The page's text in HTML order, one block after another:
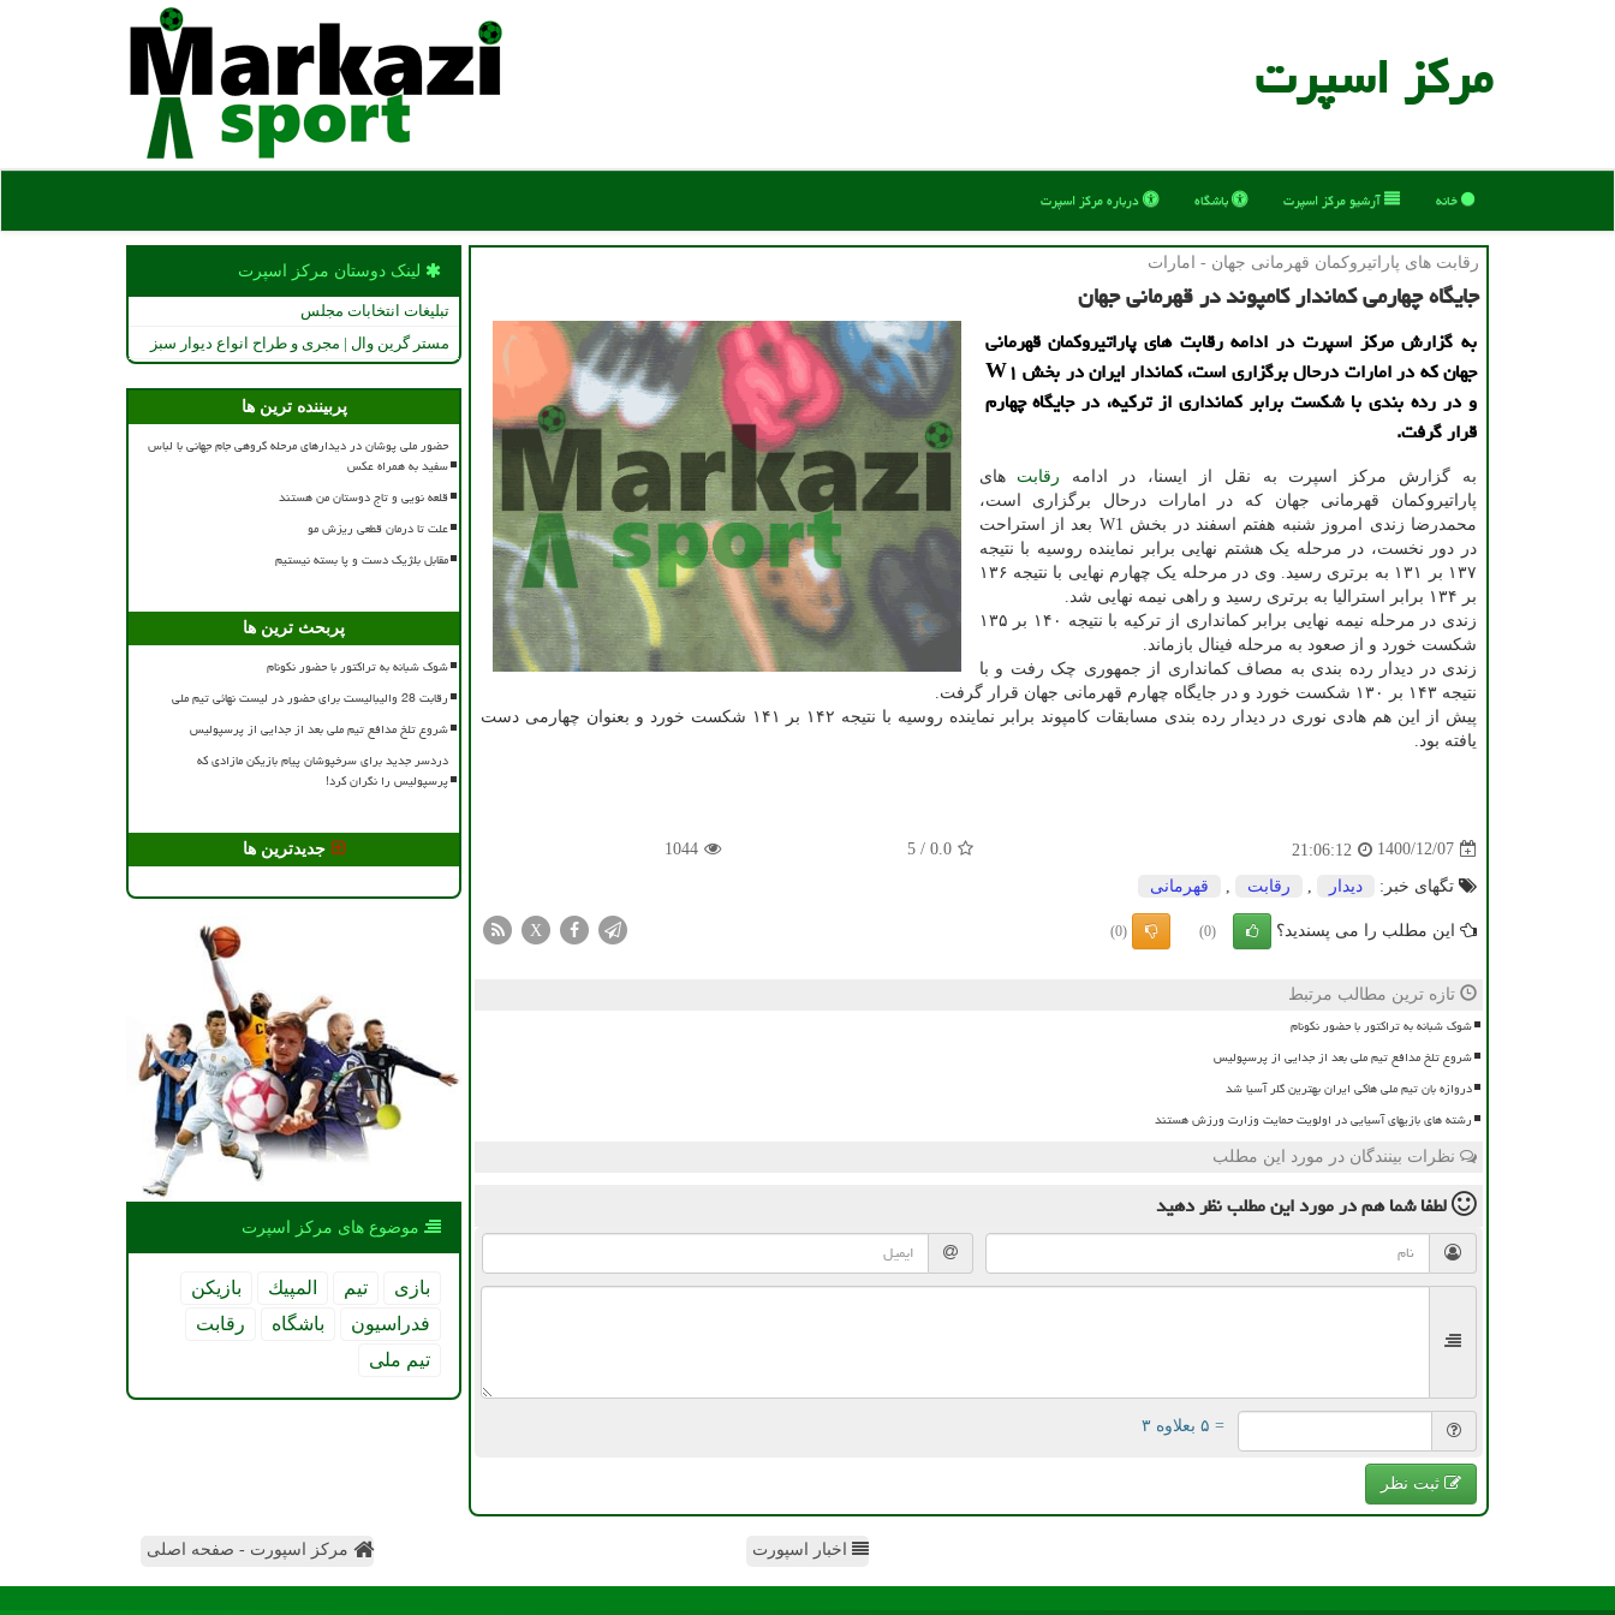
مركز اسپرت
خانه آرشیو مركز اسپرت باشگاه درباره مركز اسپرت
رقابت های پاراتیروكمان قهرمانی جهان - امارات
جایگاه چهارمی کماندار کامپوند در قهرمانی جهان
به گزارش مرکز اسپرت در ادامه رقابت های پاراتیروکمان قهرمانی
جهان که در امارات درحال برگزاری است، کماندار ایران در بخش W۱
و در رده بندی با شکست برابر کمانداری از ترکیه، در جایگاه چهارم
قرار گرفت.
به گزارش مرکز اسپرت به نقل از ایسنا، در ادامه رقابت های
پاراتیروکمان قهرمانی جهان که در امارات درحال برگزاری است،
محمدرضا زندی امروز شنبه هفتم اسفند در بخش W1 بعد از استراحت
در دور نخست، در مرحله یک هشتم نهایی برابر نماینده روسیه با نتیجه
۱۳۷ بر ۱۳۱ به برتری رسید. وی در مرحله یک چهارم نهایی با نتیجه ۱۳۶
بر ۱۳۴ برابر استرالیا به برتری رسید و راهی نیمه نهایی شد.
زندی در مرحله نیمه نهایی برابر کمانداری از ترکیه با نتیجه ۱۴۰ بر ۱۳۵
شکست خورد و از صعود به مرحله فینال بازماند.
زندی در دیدار رده بندی به مصاف کمانداری از جمهوری چک رفت و با
نتیجه ۱۴۳ بر ۱۳۰ شکست خورد و در جایگاه چهارم قهرمانی جهان قرار گرفت.
پیش از این هم هادی نوری در دیدار رده بندی مسابقات کامپوند برابر نماینده روسیه با نتیجه ۱۴۲ بر ۱۴۱ شکست خورد و بعنوان چهارمی دست
یافته بود.
1400/12/07
21:06:12
0.0
/
5
1044
تگهای خبر: دیدار رقابت قهرمانی
این مطلب را می پسندید؟ (0)
(0)
X
تازه ترین مطالب مرتبط
شوک شبانه به تراکتور با حضور نکونام
شروع تلخ مدافع تیم ملی بعد از جدایی از پرسپولیس
دروازه بان تیم ملی هاکی ایران بهترین گلر آسیا شد
رشته های بازیهای آسیایی در اولویت حمایت وزارت ورزش هستند
نظرات بینندگان در مورد این مطلب
لطفا شما همدر مورد این مطلبنظر دهید
= ۵ بعلاوه ۳
ثبت نظر
لینک دوستان مركز اسپرت
تبلیغات انتخابات مجلس
مستر گرین وال | مجری و طراح انواع دیوار سبز
پربیننده ترین ها
حضور ملی پوشان در دیدارهای مرحله گروهی جام جهانی با لباس
سفید به همراه عکس
قلعه نویی و تاج دوستان من هستند
علت تا درمان قطعی ریزش مو
مقابل بلژیک دست و پا بسته نیستیم
پربحث ترین ها
شوک شبانه به تراکتور با حضور نکونام
رقابت 28 والیبالیست برای حضور در لیست نهائی تیم ملی
شروع تلخ مدافع تیم ملی بعد از جدایی از پرسپولیس
دردسر جدید برای سرخپوشان پیام بازیکن مازادی که
پرسپولیس را نگران کرد!
جدیدترین ها
موضوع های مركز اسپرت
بازی تیم المپیك
بازیكن
فدراسیون
باشگاه
رقابت
تیم ملی
اخبار اسپورت مرکز اسپورت - صفحه اصلی